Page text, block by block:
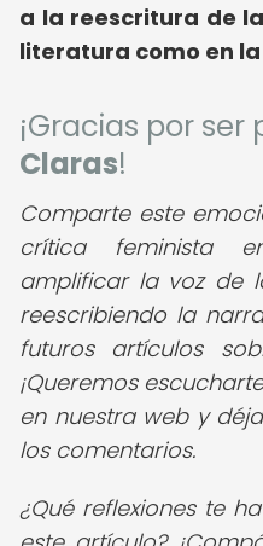
a la reescritura de
literatura como en
¡Gracias por ser
Claras!
Comparte este
crítica feminista
amplificar la voz de
reescribiendo la
futuros artículos
¡Queremos
en nuestra web y
los comentarios.
¿Qué reflexiones te